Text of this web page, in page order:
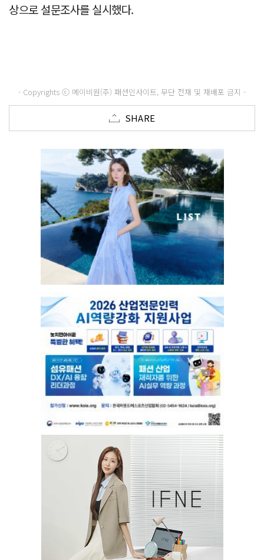
상으로 설문조사를 실시했다.
- Copyrights ⓒ 메이비원(주) 패션인사이트, 무단 전재 및 재배포 금지 -
SHARE